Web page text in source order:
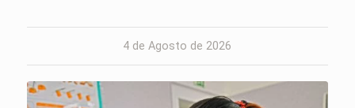
4 de Agosto de 2026